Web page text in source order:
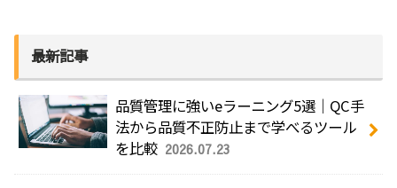
最新記事
品質管理に強いeラーニング5選｜QC手
法から品質不正防止まで学べるツール
を比較 2026.07.23